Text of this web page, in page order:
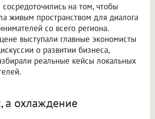
на том, чтобы
живым пространством для диалога
со всего региона.
выступали главные экономисты
о развитии бизнеса,
реальные кейсы локальных
а охлаждение